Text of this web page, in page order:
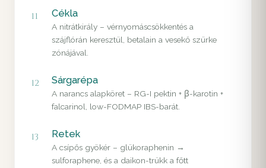
11 Cékla
A nitrátkirály – vérnyomáscsökkentés a
szájflórán keresztül, betalain a vesekő szürke
zónájával.
12 Sárgarépa
A narancs alapköret – RG-I pektin + β-karotin +
falcarinol, low-FODMAP IBS-barát.
13 Retek
A csípős gyökér – glükoraphenin →
sulforaphene, és a daikon-trükk a főtt